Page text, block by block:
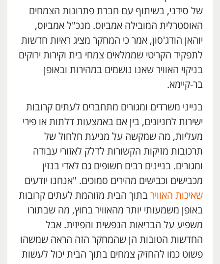
של סידני, בשיתוף עם חברת פתרונות הצמחים
האוסטרלית המובילה אמביוס. מנכ"ל אמביוס,
יוהאן הודג'סון, אמר כי המחקר מציג ראיות חדשות
לתפקיד הקריטי שממלאים צמחי בית וקירות ירוקים
בניקוי האוויר שאנו נושמים במהירות ובאופן
בר-קיימא.
בנייני משרדים ומגורים מתחברים לעתים קרובות
ישירות לחניונים, בין אם באמצעות דלתות או פירי
מעליות, מה שמקשה על מניעת חלחול של
תרכובות מזיקות הקשורות לדלק לאזורי עבודה
ומגורים. בניינים רבים חשופים גם לאדי בנזין
מכבישים וכבישים מהירים סמוכים. "אנחנו יודעים
שאיכות האוויר בתוך הבית מזוהמת לעתים קרובות
באופן משמעותי יותר מהאוויר בחוץ, מה שבתורו
משפיע על הבריאות הנפשית והפיזית. אבל
החדשות הטובות הן שהמחקר הזה הראה שמשהו
פשוט כמו להחזיק צמחים בתוך הבית יכול לעשות